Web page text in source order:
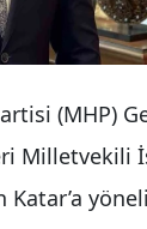
(MHP)
Milletvekili